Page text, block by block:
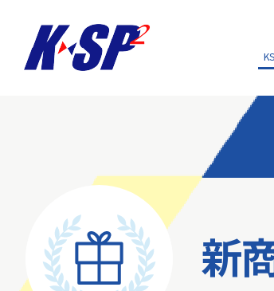
新